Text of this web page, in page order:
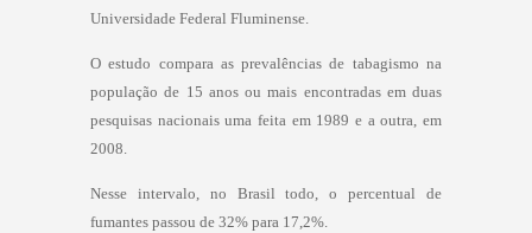
Universidade Federal Fluminense.
O estudo compara as prevalências de tabagismo na
população de 15 anos ou mais encontradas em duas
pesquisas nacionais uma feita em 1989 e a outra, em
2008.
Nesse intervalo, no Brasil todo, o percentual de
fumantes passou de 32% para 17,2%.